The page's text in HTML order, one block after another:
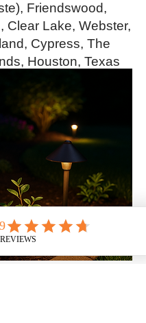
Friendswood,
Clear Lake, Webster,
Cypress, The
Houston, Texas
La Marque,
Sur de Houston